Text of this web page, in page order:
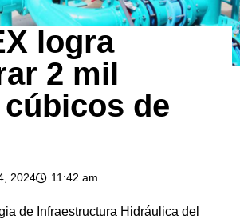
logra
2 mil
de
2024 11:42 am
de Infraestructura Hidráulica del